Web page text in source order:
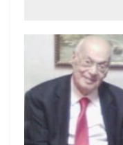
p
p
n
dl
y
m
M